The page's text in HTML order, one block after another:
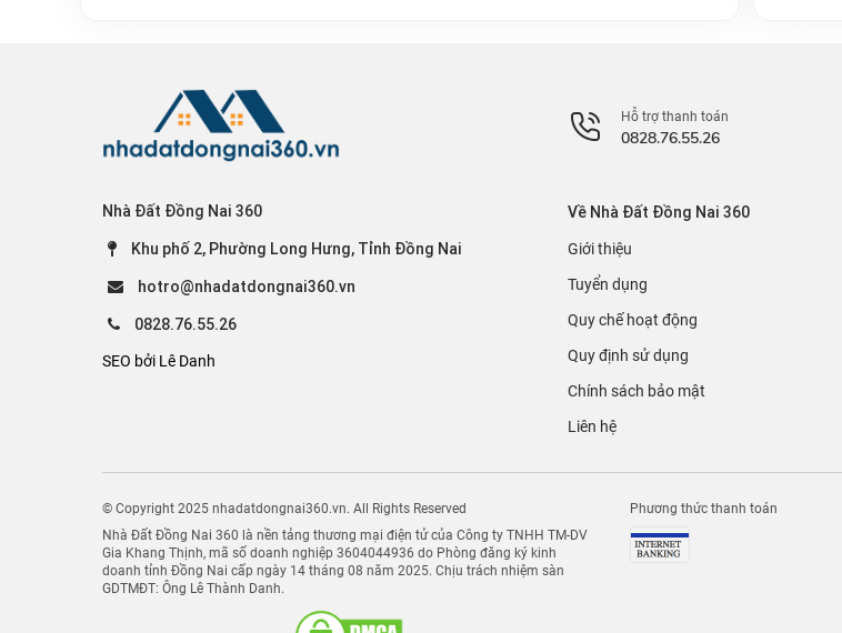
Nhà Đất Đồng Nai 360
Khu phố 2, Phường Long Hưng, Tỉnh Đồng Nai
hotro@nhadatdongnai360.vn
0828.76.55.26
SEO bởi Lê Danh
Hỗ trợ thanh toán
0828.76.55.26
Về Nhà Đất Đồng Nai 360
Giới thiệu
Tuyển dụng
Quy chế hoạt động
Quy định sử dụng
Chính sách bảo mật
Liên hệ
© Copyright 2025 nhadatdongnai360.vn. All Rights Reserved
Nhà Đất Đồng Nai 360 là nền tảng thương mại điện tử của Công ty TNHH TM-DV
Gia Khang Thịnh, mã số doanh nghiệp 3604044936 do Phòng đăng ký kinh
doanh tỉnh Đồng Nai cấp ngày 14 tháng 08 năm 2025. Chịu trách nhiệm sàn
GDTMĐT: Ông Lê Thành Danh.
Phương thức thanh toán